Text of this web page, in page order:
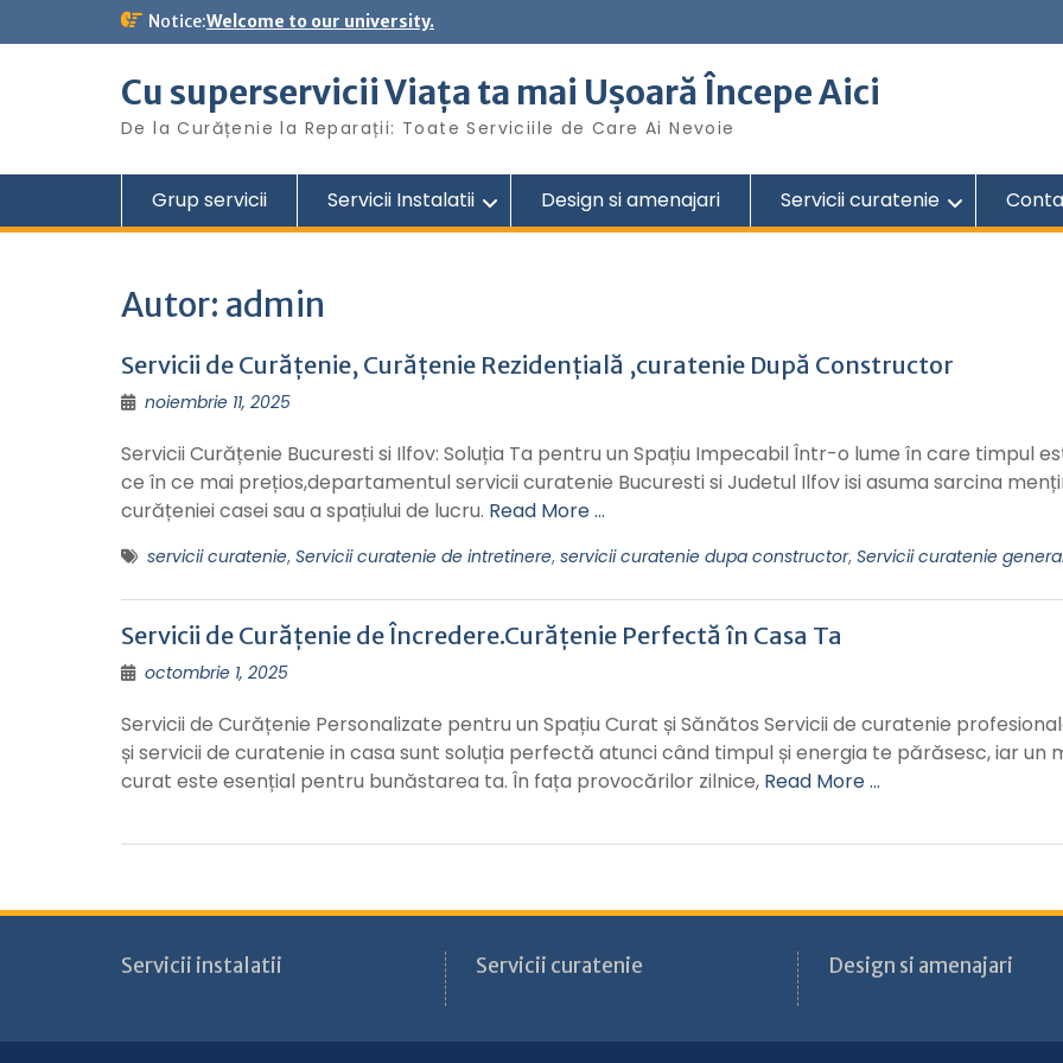
t
Notice:Welcome to our university.
Cu superservicii Viața ta mai Ușoară Începe Aici
De la Curățenie la Reparații: Toate Serviciile de Care Ai Nevoie
Grup servicii Servicii Instalatii Design si amenajari Servicii curatenie
Autor: admin
Servicii de Curățenie, Curățenie Rezidențială ,curatenie După Constructor
noiembrie 11, 2025
Servicii Curățenie Bucuresti si Ilfov: Soluția Ta pentru un Spațiu Impecabil Într-o lume în care timpul
ce în ce mai prețios,departamentul servicii curatenie Bucuresti si Judetul Ilfov isi asuma sarcina
curățeniei casei sau a spațiului de lucru. Read More …
servicii curatenie, Servicii curatenie de intretinere, servicii curatenie dupa constructor, Servicii curatenie
Servicii de Curățenie de Încredere.Curățenie Perfectă în Casa Ta
octombrie 1, 2025
Servicii de Curățenie Personalizate pentru un Spațiu Curat și Sănătos Servicii de curatenie
și servicii de curatenie in casa sunt soluția perfectă atunci când timpul și energia te părăsesc, iar un
curat este esențial pentru bunăstarea ta. În fața provocărilor zilnice, Read More …
Servicii instalatii Servicii curatenie Design si amenajari